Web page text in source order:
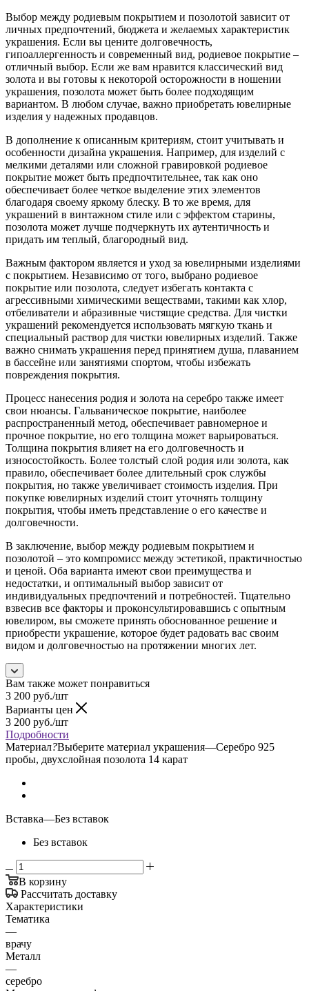
Выбор между родиевым покрытием и позолотой зависит от
личных предпочтений, бюджета и желаемых характеристик
украшения. Если вы цените долговечность,
гипоаллергенность и современный вид, родиевое покрытие –
отличный выбор. Если же вам нравится классический вид
золота и вы готовы к некоторой осторожности в ношении
украшения, позолота может быть более подходящим
вариантом. В любом случае, важно приобретать ювелирные
изделия у надежных продавцов.
В дополнение к описанным критериям, стоит учитывать и
особенности дизайна украшения. Например, для изделий с
мелкими деталями или сложной гравировкой родиевое
покрытие может быть предпочтительнее, так как оно
обеспечивает более четкое выделение этих элементов
благодаря своему яркому блеску. В то же время, для
украшений в винтажном стиле или с эффектом старины,
позолота может лучше подчеркнуть их аутентичность и
придать им теплый, благородный вид.
Важным фактором является и уход за ювелирными изделиями
с покрытием. Независимо от того, выбрано родиевое
покрытие или позолота, следует избегать контакта с
агрессивными химическими веществами, такими как хлор,
отбеливатели и абразивные чистящие средства. Для чистки
украшений рекомендуется использовать мягкую ткань и
специальный раствор для чистки ювелирных изделий. Также
важно снимать украшения перед принятием душа, плаванием
в бассейне или занятиями спортом, чтобы избежать
повреждения покрытия.
Процесс нанесения родия и золота на серебро также имеет
свои нюансы. Гальваническое покрытие, наиболее
распространенный метод, обеспечивает равномерное и
прочное покрытие, но его толщина может варьироваться.
Толщина покрытия влияет на его долговечность и
износостойкость. Более толстый слой родия или золота, как
правило, обеспечивает более длительный срок службы
покрытия, но также увеличивает стоимость изделия. При
покупке ювелирных изделий стоит уточнять толщину
покрытия, чтобы иметь представление о его качестве и
долговечности.
В заключение, выбор между родиевым покрытием и
позолотой – это компромисс между эстетикой, практичностью
и ценой. Оба варианта имеют свои преимущества и
недостатки, и оптимальный выбор зависит от
индивидуальных предпочтений и потребностей. Тщательно
взвесив все факторы и проконсультировавшись с опытным
ювелиром, вы сможете принять обоснованное решение и
приобрести украшение, которое будет радовать вас своим
видом и долговечностью на протяжении многих лет.
Вам также может понравиться
3 200 руб./шт
Варианты цен
3 200 руб./шт
Подробности
Материал?Выберите материал украшения—Серебро 925
пробы, двухслойная позолота 14 карат
Вставка—Без вставок
Без вставок
В корзину
Рассчитать доставку
Характеристики
Тематика
—
врачу
Металл
—
серебро